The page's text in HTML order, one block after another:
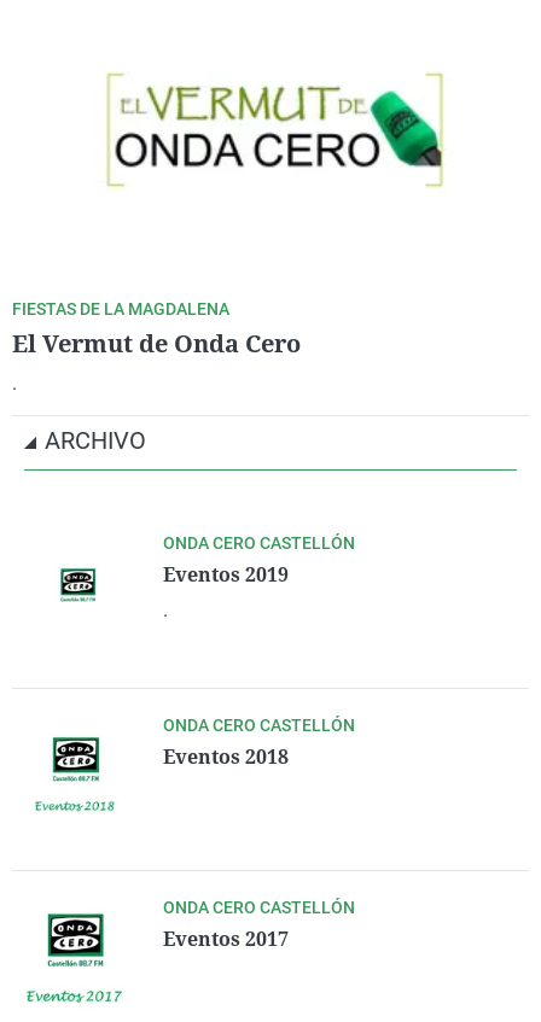
FIESTAS DE LA MAGDALENA
El Vermut de Onda Cero
.
ARCHIVO
ONDA CERO CASTELLÓN
Eventos 2019
.
ONDA CERO CASTELLÓN
Eventos 2018
ONDA CERO CASTELLÓN
Eventos 2017